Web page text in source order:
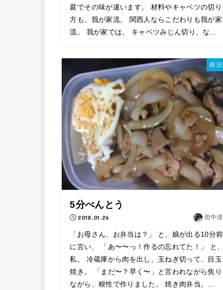
庭でその味が違います。 材料やキャベツの切り
方も、我が家流。 関西人ならこだわりも我が家
流。 我が家では、 キャベツみじん切り、な...
横
5分べんとう
2018.01.26 田中
「お母さん、お弁当は？」 と、娘が出る10分前
に言い、 「あ〜〜っ！作るの忘れてた！」 と
私。 冷蔵庫から肉を出し、玉ねぎ切って、目玉
焼き。 「まだ〜？早く〜」と言われながら焦り
ながら、根性で作りました。 焼き肉弁当。...